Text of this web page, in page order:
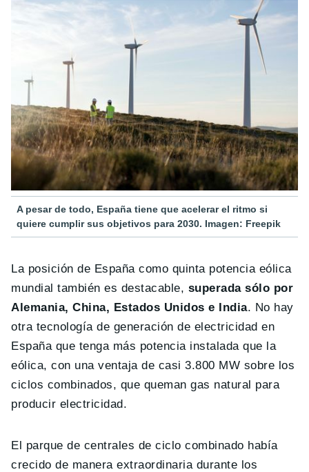
A pesar de todo, España tiene que acelerar el ritmo si
quiere cumplir sus objetivos para 2030. Imagen: Freepik
La posición de España como quinta potencia eólica
mundial también es destacable, superada sólo por
Alemania, China, Estados Unidos e India. No hay
otra tecnología de generación de electricidad en
España que tenga más potencia instalada que la
eólica, con una ventaja de casi 3.800 MW sobre los
ciclos combinados, que queman gas natural para
producir electricidad.
El parque de centrales de ciclo combinado había
crecido de manera extraordinaria durante los